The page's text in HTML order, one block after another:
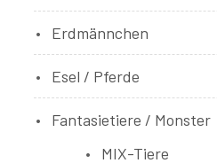
Erdmännchen
Esel / Pferde
Fantasietiere / Monster
MIX-Tiere